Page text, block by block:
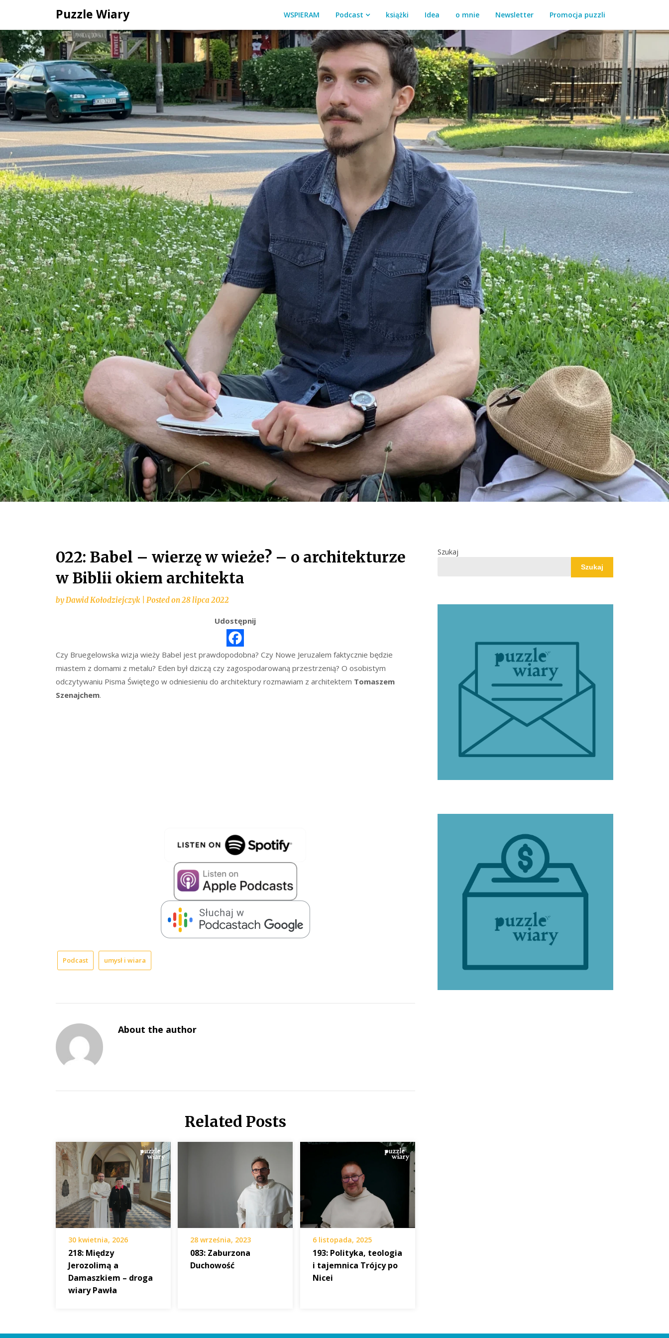
content
Puzzle Wiary WSPIERAM Podcast książki Idea o mnie Newsletter Promocja puzzli
022: Babel – wierzę w wieże? – o architekturze
w Biblii okiem architekta
byDawid Kołodziejczyk Posted on28 lipca 2022
Udostępnij
Czy Bruegelowska wizja wieży Babel jest prawdopodobna? Czy Nowe Jeruzalem faktycznie będzie
miastem z domami z metalu? Eden był dziczą czy zagospodarowaną przestrzenią? O osobistym
odczytywaniu Pisma Świętego w odniesieniu do architektury rozmawiam z architektem Tomaszem
Szenajchem.
Podcast umysł i wiara
About the author
Related Posts
30 kwietnia, 2026
218: Między
Jerozolimą a
Damaszkiem – droga
wiary Pawła
28 września, 2023
083: Zaburzona
Duchowość
6 listopada, 2025
193: Polityka, teologia
i tajemnica Trójcy po
Nicei
Szukaj
Szukaj